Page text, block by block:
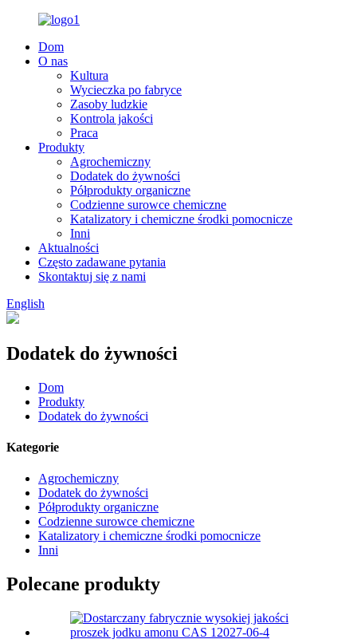
Dom
O nas
Kultura
Wycieczka po fabryce
Zasoby ludzkie
Kontrola jakości
Praca
Produkty
Agrochemiczny
Dodatek do żywności
Półprodukty organiczne
Codzienne surowce chemiczne
Katalizatory i chemiczne środki pomocnicze
Inni
Aktualności
Często zadawane pytania
Skontaktuj się z nami
English
Dodatek do żywności
Dom
Produkty
Dodatek do żywności
Kategorie
Agrochemiczny
Dodatek do żywności
Półprodukty organiczne
Codzienne surowce chemiczne
Katalizatory i chemiczne środki pomocnicze
Inni
Polecane produkty